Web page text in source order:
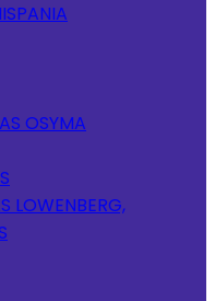
OSYMA
LOWENBERG,